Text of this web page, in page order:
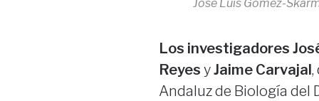
José Luis Gómez-
Los investigadores
Reyes yJaime Carvajal,
Andaluz de Biología del